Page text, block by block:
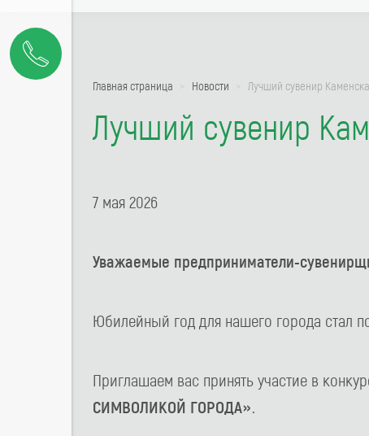
Главная страница Новости Лучший сувенир
Лучший сувенир
7 мая 2026
Уважаемые предприниматели-
Юбилейный год для нашего города стал
Приглашаем вас принять участие в
СИМВОЛИКОЙ ГОРОДА».